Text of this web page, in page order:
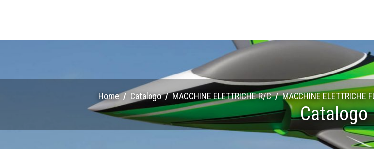
Home Catalogo MACCHINE ELETTRICHE R/C MACCHINE ELETTRICHE
Catalogo